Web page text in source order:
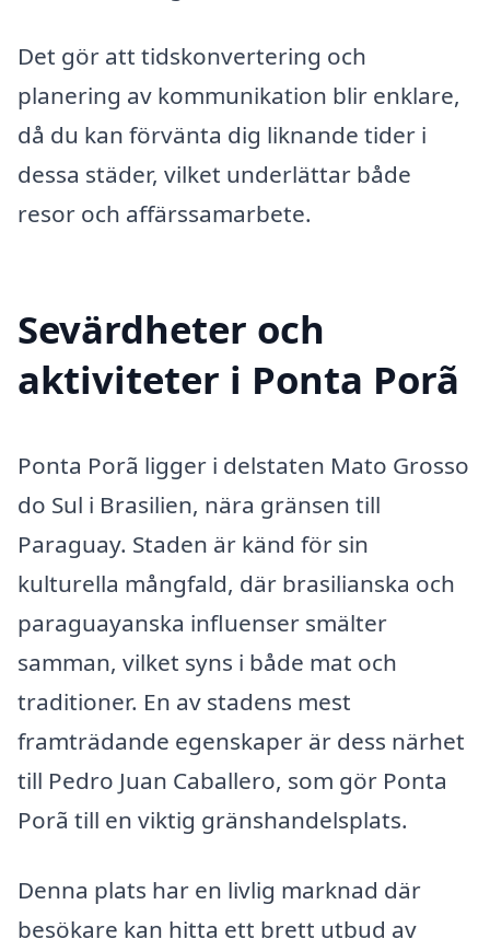
Det gör att tidskonvertering och
planering av kommunikation blir enklare,
då du kan förvänta dig liknande tider i
dessa städer, vilket underlättar både
resor och affärssamarbete.
Sevärdheter och
aktiviteter i Ponta Porã
Ponta Porã ligger i delstaten Mato Grosso
do Sul i Brasilien, nära gränsen till
Paraguay. Staden är känd för sin
kulturella mångfald, där brasilianska och
paraguayanska influenser smälter
samman, vilket syns i både mat och
traditioner. En av stadens mest
framträdande egenskaper är dess närhet
till Pedro Juan Caballero, som gör Ponta
Porã till en viktig gränshandelsplats.
Denna plats har en livlig marknad där
besökare kan hitta ett brett utbud av